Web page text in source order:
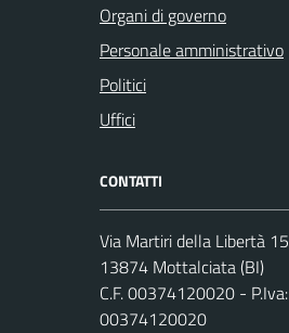
Organi di governo
Personale amministrativo
Politici
Uffici
CONTATTI
Via Martiri della Libertà 15
13874 Mottalciata (BI)
C.F. 00374120020 - P.Iva:
00374120020